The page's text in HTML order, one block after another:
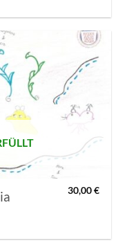
AUF MEINE
MERKLISTE
SETZEN
30,00€